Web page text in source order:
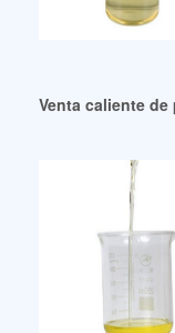
Venta caliente